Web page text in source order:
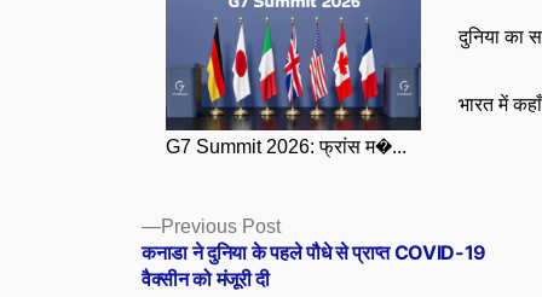
G7 Summit 2026: फ्रांस म�...
दुनिया का
भारत में
Posts
navigation
Previous PostPrevious
post:
कनाडा ने दुनिया के पहले पौधे से प्राप्त COVID-19
वैक्सीन को मंजूरी दी